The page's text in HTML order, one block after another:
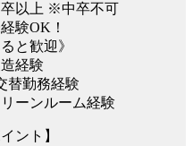
卒以上 ※中卒不可
経験OK！
ると歓迎》
造経験
替勤務経験
リーンルーム経験
イント】